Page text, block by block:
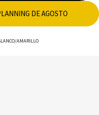
DE AGOSTO
AMARILLO